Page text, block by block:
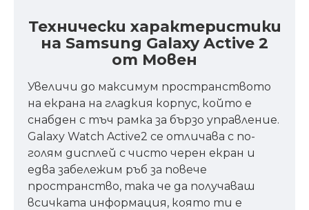
Технически характеристики
на Samsung Galaxy Active 2
от Мовен
Увеличи до максимум пространството
на екрана на гладкия корпус, който е
снабден с тъч рамка за бързо управление.
Galaxy Watch Active2 се отличава с по-
голям дисплей с чисто черен екран и
едва забележим ръб за повече
пространство, така че да получаваш
всичката информация, която ти е